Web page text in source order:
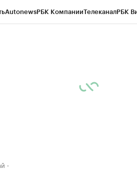
AutonewsРБК КомпанииТелеканалРБК